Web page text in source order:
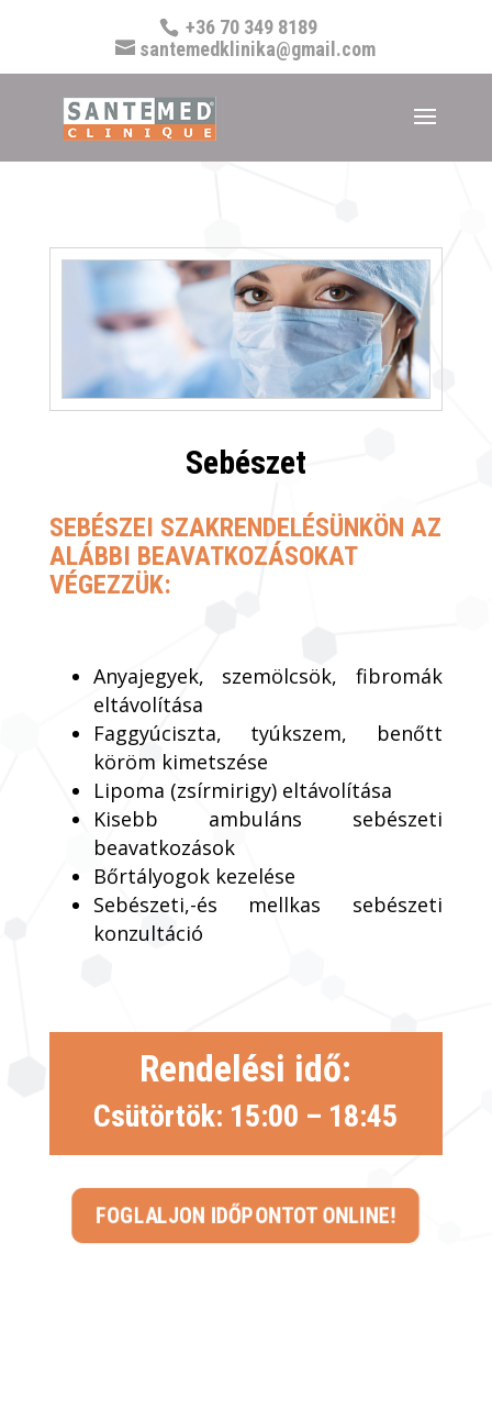
+36 70 349 8189
santemedklinika@gmail.com
Sebészet
SEBÉSZEI SZAKRENDELÉSÜNKÖN AZ
ALÁBBI BEAVATKOZÁSOKAT
VÉGEZZÜK:
Anyajegyek, szemölcsök, fibromák
eltávolítása
Faggyúciszta, tyúkszem, benőtt
köröm kimetszése
Lipoma (zsírmirigy) eltávolítása
Kisebb ambuláns sebészeti
beavatkozások
Bőrtályogok kezelése
Sebészeti,-és mellkas sebészeti
konzultáció
Rendelési idő:
Csütörtök: 15:00 – 18:45
FOGLALJON IDŐPONTOT ONLINE!